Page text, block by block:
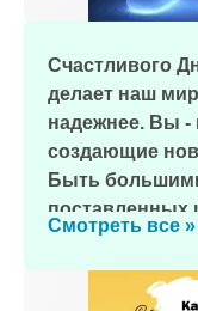
Счастливого
делает наш
надежнее. Вы -
создающие
Быть
поставленных
Смотреть все »